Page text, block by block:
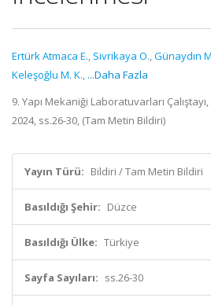
Ertürk Atmaca E., Sivrikaya O.,Günaydın
Keleşoğlu M. K., ...Daha Fazla
9. Yapı Mekaniği Laboratuvarları
2024, ss.26-30, (Tam Metin Bildiri)
Yayın Türü: Bildiri / Tam Metin Bildiri
Basıldığı Şehir: Düzce
Basıldığı Ülke: Türkiye
Sayfa Sayıları: ss.26-30